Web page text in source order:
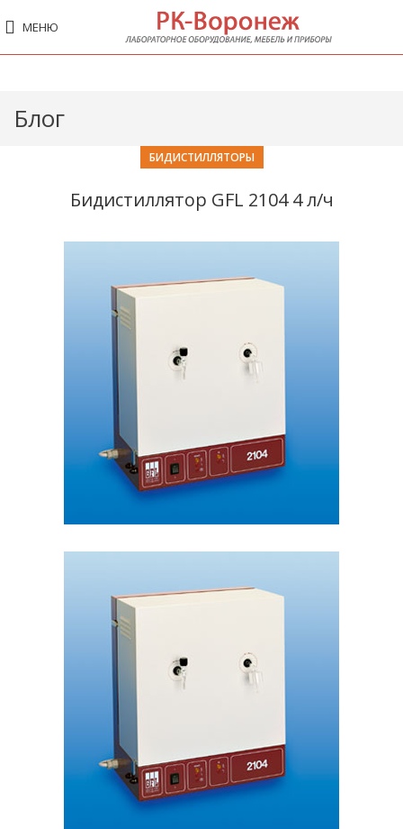
МЕНЮ
Блог
БИДИСТИЛЛЯТОРЫ
Бидистиллятор GFL 2104 4 л/ч